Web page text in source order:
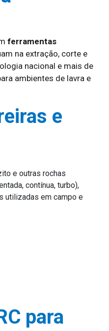
ferramentas
na extração, corte e
nacional e mais de
ambientes de lavra e
e
e outras rochas
contínua, turbo),
utilizadas em campo e
para